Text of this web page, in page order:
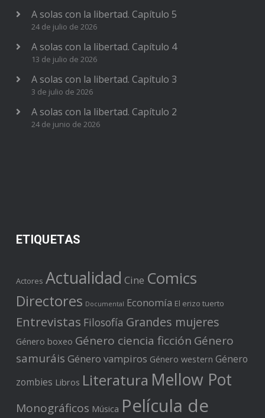
A solas con la libertad. Capítulo 5
24 de julio de 2026
A solas con la libertad. Capítulo 4
13 de julio de 2026
A solas con la libertad. Capítulo 3
3 de julio de 2026
A solas con la libertad. Capítulo 2
24 de junio de 2026
ETIQUETAS
Actores Actualidad Cine Comics
Directores Documental Economía El erizo tuerto
Entrevistas Filosofía Grandes mujeres
Género boxeo Género ciencia ficción Género
samuráis Género vampiros Género western Género
zombies Libros Literatura Mellow Pot
Monográficos Música Película de